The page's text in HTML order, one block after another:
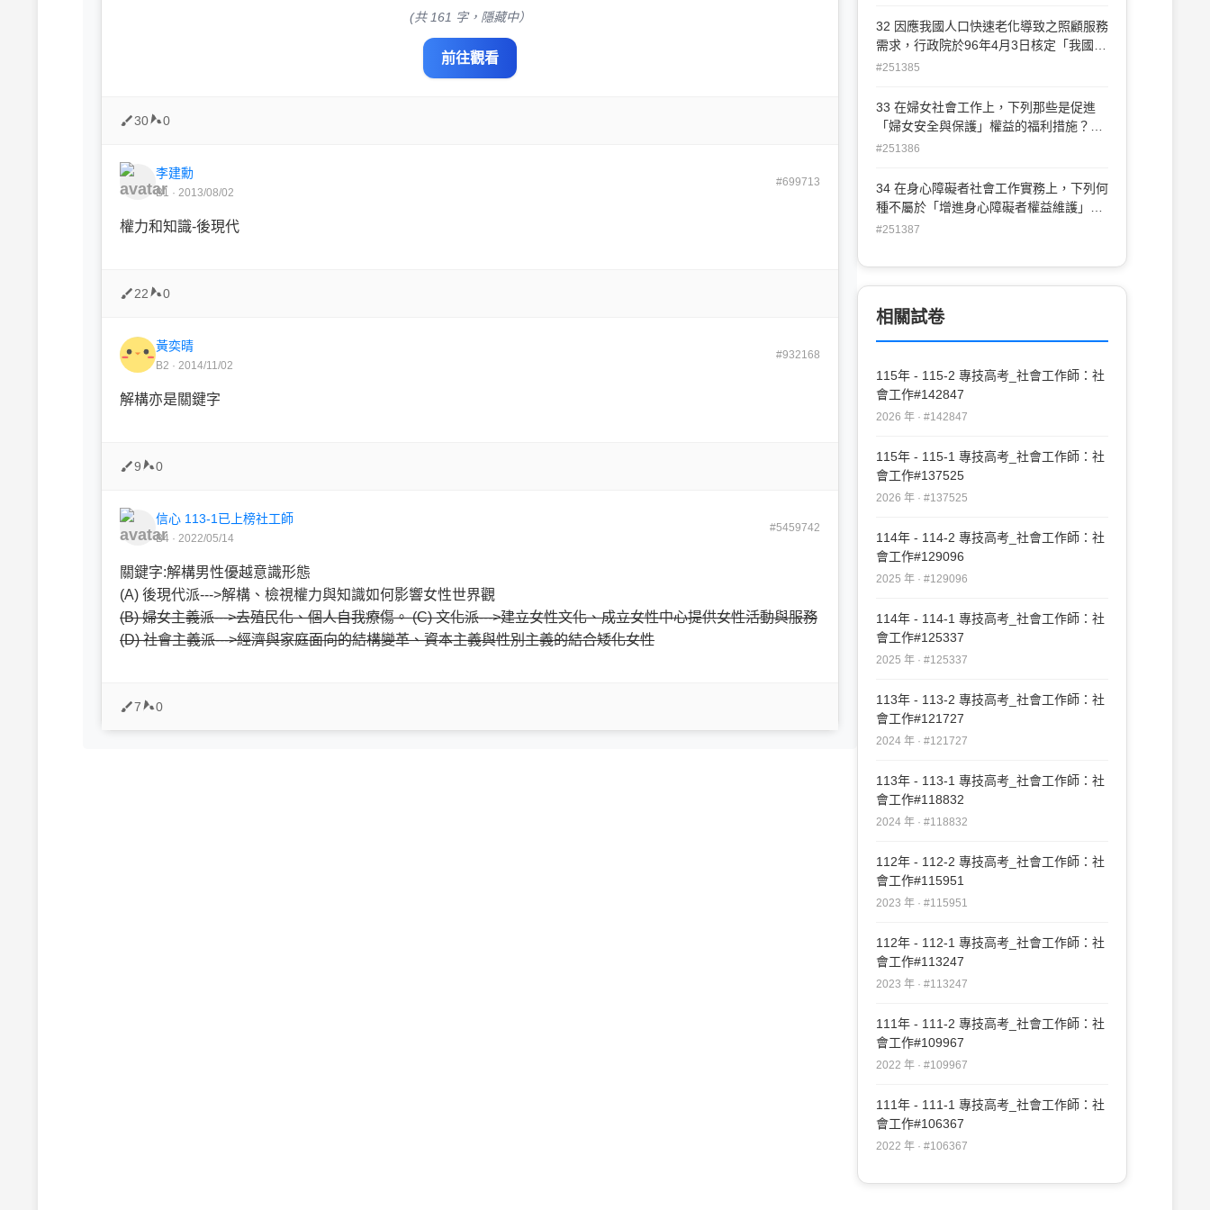
(共 161 字，隱藏中）
前往觀看
30 0
李建勳
B1 · 2013/08/02
#699713
權力和知識-後現代
22 0
黃奕晴
B2 · 2014/11/02
#932168
解構亦是關鍵字
9 0
信心 113-1已上榜社工師
B4 · 2022/05/14
#5459742
關鍵字:解構男性優越意識形態
(A) 後現代派--->解構、檢視權力與知識如何影響女性世界觀
(B) 婦女主義派--->去殖民化、個人自我療傷。(C) 文化派--->建立女性文化、成立女性中心提供女性活動與服務
(D) 社會主義派--->經濟與家庭面向的結構變革、資本主義與性別主義的結合矮化女性
7 0
傷害到維持人類生命、健康、尊嚴時優先
於傷害到其他如誠實、保密等可加的事物
(D)防止傷害的義務與提升公共利益的義務
是此學派的先決條件 (C)以「有計畫的短
期處遇」取代傳統的長期治療模式 (D)社
32 因應我國人口快速老化導致之照顧服務
需求，行政院於96年4月3日核定「我國長
期照顧十年計畫」，以下有關長期照顧的
象分為四類：⑴65歲以上老人⑵55歲以上
山地原住民⑶50歲以上身心障礙者⑷工具
重度三級 (C)政府依失能者家庭經濟狀況
提供不同比率補助，低收入戶由政府全額
補助，中低收入者補助60%，一般家庭補
演失能者需求綜合評估核心角色
#251385
33 在婦女社會工作上，下列那些是促進
「婦女安全與保護」權益的福利措施？①
強化家庭暴力評估 ②訂定性侵害犯罪加害
推動「婦女數位落差」計畫 (A)①②
(B)②③ (C)①④ (D)③④
#251386
34 在身心障礙者社會工作實務上，下列何
種不屬於「增進身心障礙者權益維護」目
標的福利措施？ (A)訂定身心障礙者受輔
措施 (B)強化身心障礙者區域性醫療復健
服務網絡及轉介服務機制 (C)發展身心障
限制自由等評估指標 (D)中央主管機關會
同目的事業主管機關，鼓勵信託業者辦理
#251387
相關試卷
115年 - 115-2 專技高考_社會工作師：社
會工作#142847
2026 年 · #142847
115年 - 115-1 專技高考_社會工作師：社
會工作#137525
2026 年 · #137525
114年 - 114-2 專技高考_社會工作師：社
會工作#129096
2025 年 · #129096
114年 - 114-1 專技高考_社會工作師：社
會工作#125337
2025 年 · #125337
113年 - 113-2 專技高考_社會工作師：社
會工作#121727
2024 年 · #121727
113年 - 113-1 專技高考_社會工作師：社
會工作#118832
2024 年 · #118832
112年 - 112-2 專技高考_社會工作師：社
會工作#115951
2023 年 · #115951
112年 - 112-1 專技高考_社會工作師：社
會工作#113247
2023 年 · #113247
111年 - 111-2 專技高考_社會工作師：社
會工作#109967
2022 年 · #109967
111年 - 111-1 專技高考_社會工作師：社
會工作#106367
2022 年 · #106367